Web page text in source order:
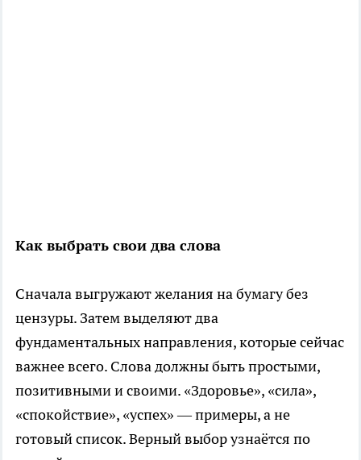
Как выбрать свои два слова
Сначала выгружают желания на бумагу без
цензуры. Затем выделяют два
фундаментальных направления, которые сейчас
важнее всего. Слова должны быть простыми,
позитивными и своими. «Здоровье», «сила»,
«спокойствие», «успех» — примеры, а не
готовый список. Верный выбор узнаётся по